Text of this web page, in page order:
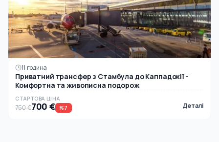
11 година
Приватний трансфер з Стамбула до Каппадокії -
Комфортна та живописна подорож
СТАРТОВА ЦІНА
750 €700 € %7 Деталі